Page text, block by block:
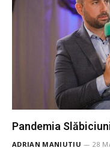
Pandemia
ADRIAN MANIUTIU 28